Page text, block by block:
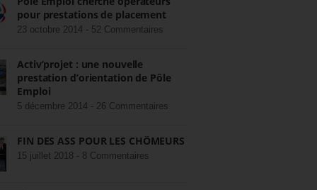
pour prestations de placement
23 octobre 2014 - 52 Commentaires
Activ’projet : une nouvelle
prestation d’orientation de Pôle
Emploi
5 décembre 2014 - 26 Commentaires
FIN DES ASS POUR LES CHÔMEURS
15 juillet 2018 - 8 Commentaires